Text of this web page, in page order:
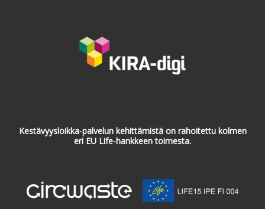
Kestävyysloikka-palvelun kehittämistä on rahoitettu kolmen
eri EU Life-hankkeen toimesta.